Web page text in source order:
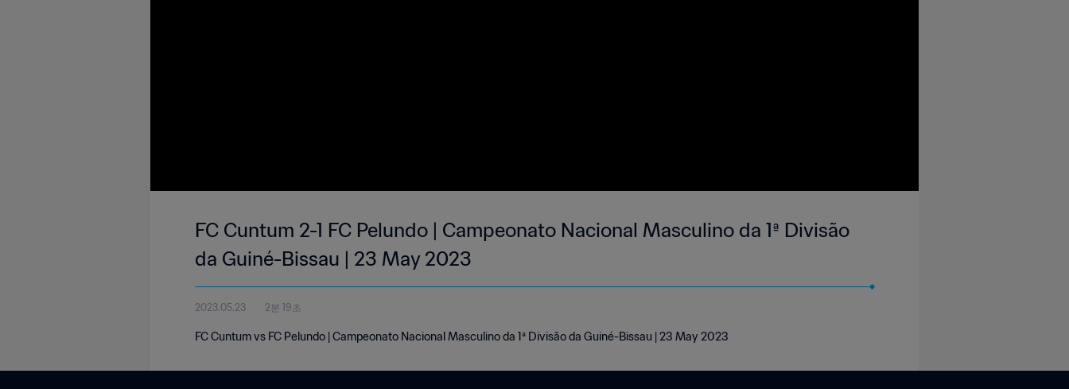
FC Cuntum 2-1 FC Pelundo | Campeonato Nacional Masculino da 1ª Divisão
da Guiné-Bissau | 23 May 2023
2023.05.23 2분 19초
FC Cuntum vs FC Pelundo | Campeonato Nacional Masculino da 1ª Divisão da Guiné-Bissau | 23 May 2023